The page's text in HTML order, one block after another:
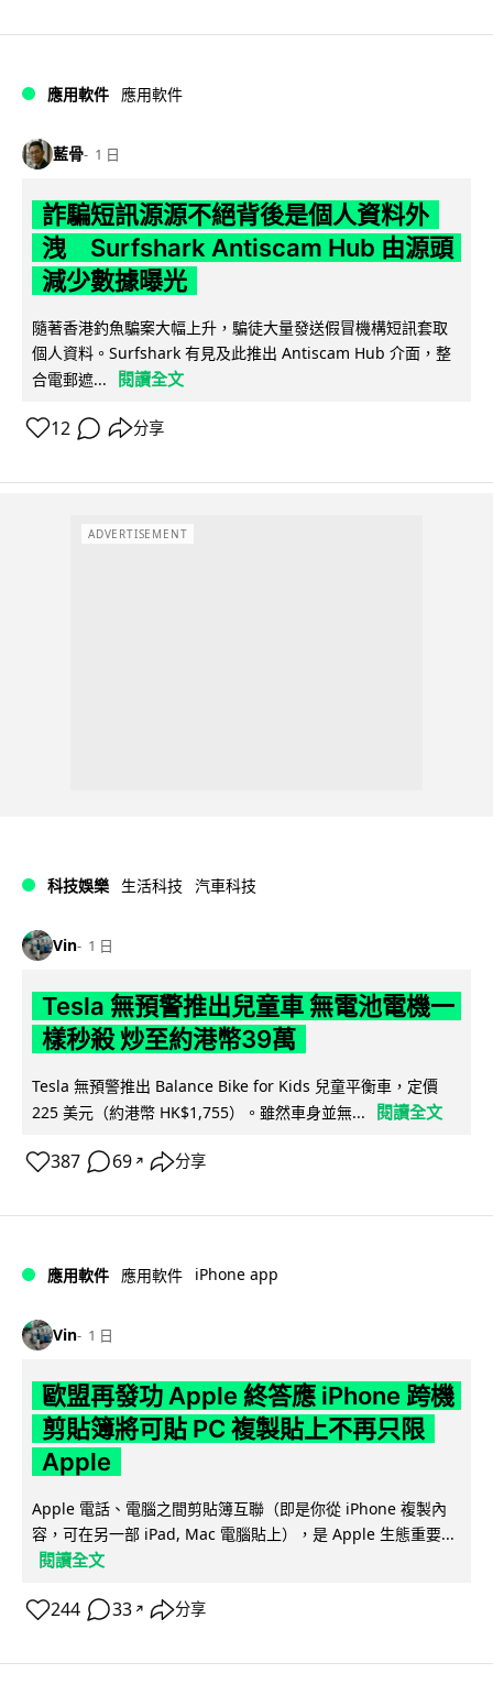
應用軟件 應用軟件
藍骨 1 日
詐騙短訊源源不絕背後是個人資料外
洩 Surfshark Antiscam Hub 由源頭
減少數據曝光
隨著香港釣魚騙案大幅上升，騙徒大量發送假冒機構短訊套取
個人資料。Surfshark 有見及此推出 Antiscam Hub 介面，整
合電郵遮...
閱讀全文
12 分享
ADVERTISEMENT
科技娛樂 生活科技 汽車科技
Vin 1 日
Tesla 無預警推出兒童車 無電池電機一
樣秒殺 炒至約港幣39萬
Tesla 無預警推出 Balance Bike for Kids 兒童平衡車，定價
225 美元（約港幣 HK$1,755）。雖然車身並無...
閱讀全文
387 69 ↗ 分享
應用軟件 應用軟件 iPhone app
Vin 1 日
歐盟再發功 Apple 終答應 iPhone 跨機
剪貼簿將可貼 PC 複製貼上不再只限
Apple
Apple 電話、電腦之間剪貼簿互聯（即是你從 iPhone 複製內
容，可在另一部 iPad, Mac 電腦貼上），是 Apple 生態重要...
閱讀全文
244 33 ↗ 分享